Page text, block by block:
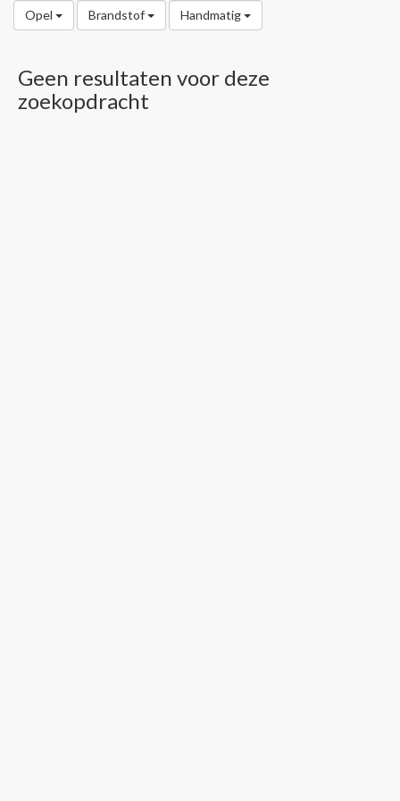
Opel Brandstof Handmatig
Geen resultaten voor deze
zoekopdracht